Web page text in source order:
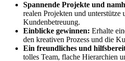
Spannende Projekte und
realen Projekten und unterstütze
Kundenbetreuung.
Einblicke gewinnen: Erhalte
den kreativen Prozess und die
Ein freundliches und
tolles Team, flache Hierarchien